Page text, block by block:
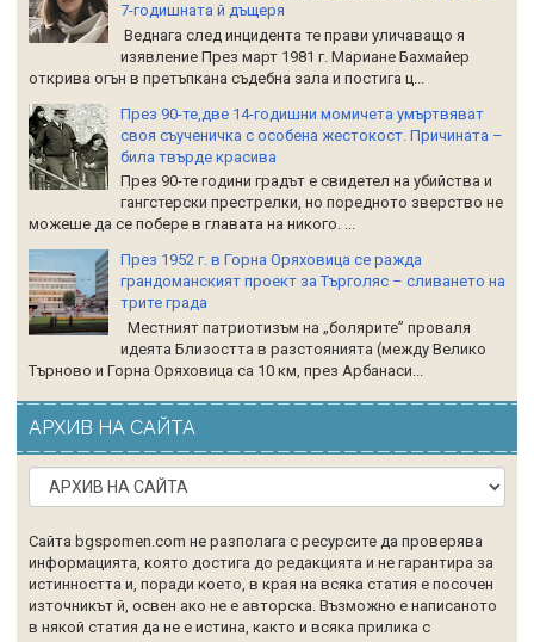
7-годишната й дъщеря
Веднага след инцидента те прави уличаващо я
изявление През март 1981 г. Мариане Бахмайер
открива огън в претъпкана съдебна зала и постига ц...
През 90-те,две 14-годишни момичета умъртвяват
своя съученичка с особена жестокост. Причината –
била твърде красива
През 90-те години градът е свидетел на убийства и
гангстерски престрелки, но поредното зверство не
можеше да се побере в главата на никого. ...
През 1952 г. в Горна Оряховица се ражда
грандоманският проект за Търголяс – сливането на
трите града
Местният патриотизъм на „болярите” проваля
идеята Близостта в разстоянията (между Велико
Търново и Горна Оряховица са 10 км, през Арбанаси...
АРХИВ НА САЙТА
Сайта bgspomen.com не разполага с ресурсите да проверява
информацията, която достига до редакцията и не гарантира за
истинността и, поради което, в края на всяка статия е посочен
източникът й, освен ако не е авторска. Възможно е написаното
в някой статия да не е истина, както и всяка прилика с